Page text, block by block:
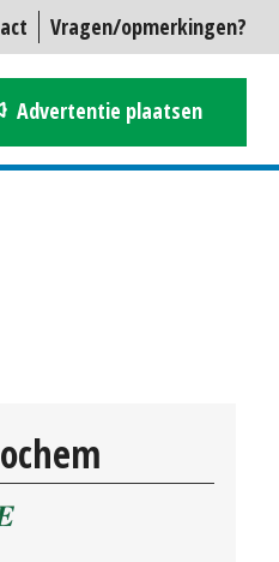
Vragen/opmerkingen?
Advertentie plaatsen